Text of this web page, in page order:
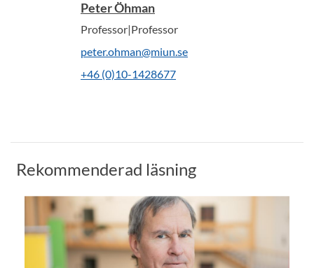
Peter Öhman
Professor|Professor
peter.ohman@miun.se
+46 (0)10-1428677
Rekommenderad läsning